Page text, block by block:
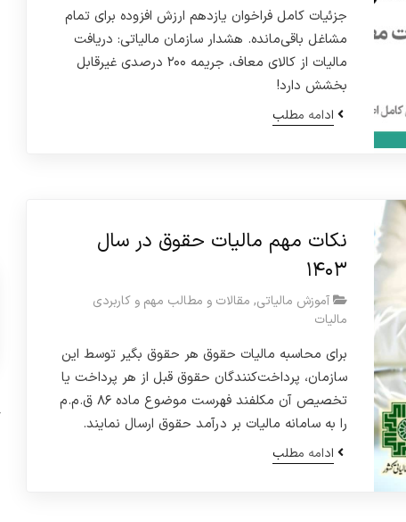
جزئیات کامل فراخوان یازدهم ارزش افزوده برای تمام
مشاغل باقی‌مانده. هشدار سازمان مالیاتی: دریافت
مالیات از کالای معاف، جریمه ۲۰۰ درصدی غیرقابل
بخشش دارد!
ادامه مطلب
نکات مهم مالیات حقوق در سال
۱۴۰۳
آموزش مالیاتی, مقالات و مطالب مهم و کاربردی
مالیات
برای محاسبه مالیات حقوق هر حقوق بگیر توسط این
سازمان، پرداخت‌کنندگان حقوق قبل از هر پرداخت یا
تخصیص آن مکلفند فهرست موضوع ماده ۸۶ ق.م.م
را به سامانه مالیات بر درآمد حقوق ارسال نمایند.
ادامه مطلب